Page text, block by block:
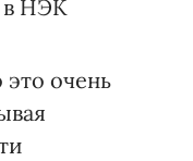
в НЭК
очень